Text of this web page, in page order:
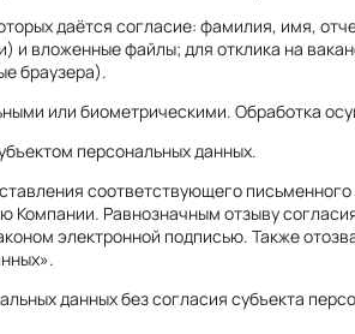
даётся согласие: фамилия, имя,
и вложенные файлы; для отклика на
браузера).
или биометрическими. Обработка
персональных данных.
соответствующего
Компании. Равнозначным отзыву
электронной подписью. Также
данных без согласия субъекта